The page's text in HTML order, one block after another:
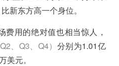
新东方高一个身位。
费用的绝对值也相当惊人，
、Q3、Q4） 分别为1.01亿
美元。